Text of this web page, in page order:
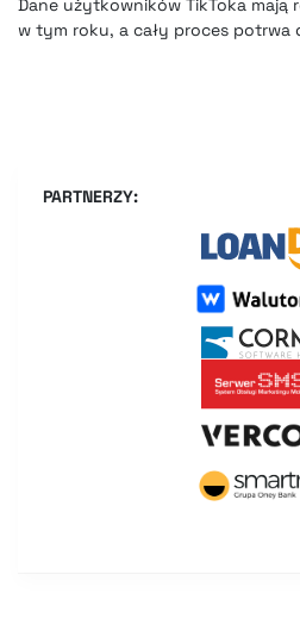
Dane użytkowników TikToka mają
w tym roku, a cały proces potrwa
PARTNERZY: